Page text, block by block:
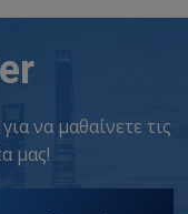
να μαθαίνετε τις
μας!